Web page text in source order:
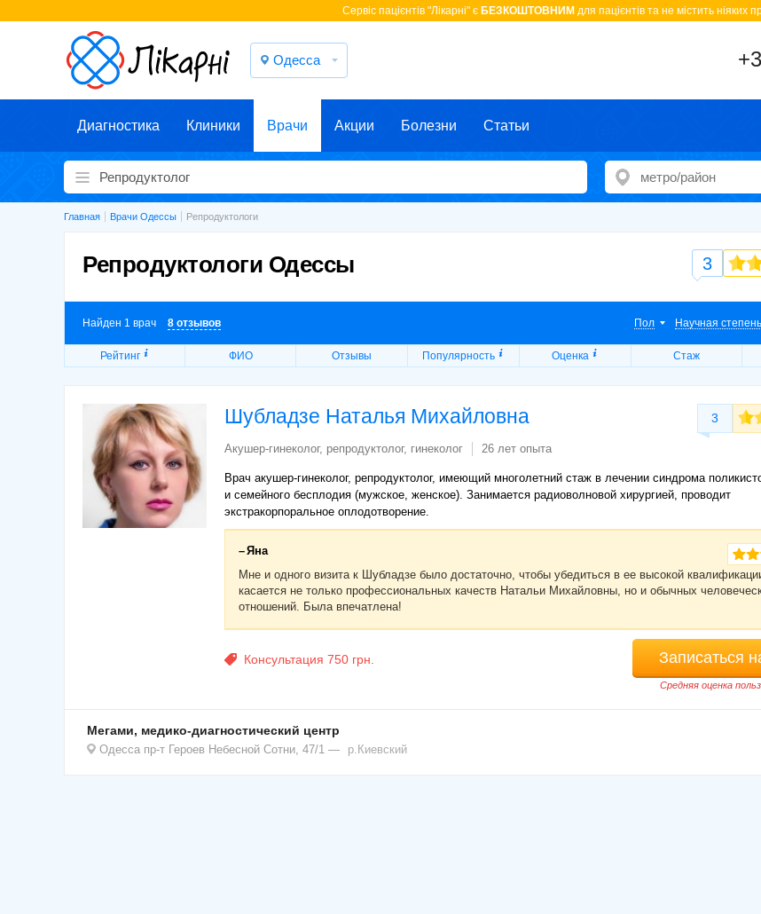
Cервіс пацієнтів "Лікарні" є БЕЗКОШТОВНИМ для пацієнтів та не містить ніяких
Одесса
Диагностика Клиники Врачи Акции Болезни Статьи
Главная Врачи Одессы Репродуктологи
Репродуктологи Одессы 3
Найден 1 врач 8 отзывов Пол Научная степень
Рейтинг ФИО Отзывы Популярность Оценка Стаж
Шубладзе Наталья Михайловна
Акушер-гинеколог, репродуктолог, гинеколог 26 лет опыта
3
Врач акушер-гинеколог, репродуктолог, имеющий многолетний стаж в лечении синдрома
и семейного бесплодия (мужское, женское). Занимается радиоволновой хирургией, проводит
экстракорпоральное оплодотворение.
Яна
Мне и одного визита к Шубладзе было достаточно, чтобы убедиться в ее высокой
касается не только профессиональных качеств Натальи Михайловны, но и обычных
отношений. Была впечатлена!
Записаться
Средняя оценка
Консультация 750 грн.
Мегами, медико-диагностический центр
Одесса пр-т Героев Небесной Сотни, 47/1 р.Киевский